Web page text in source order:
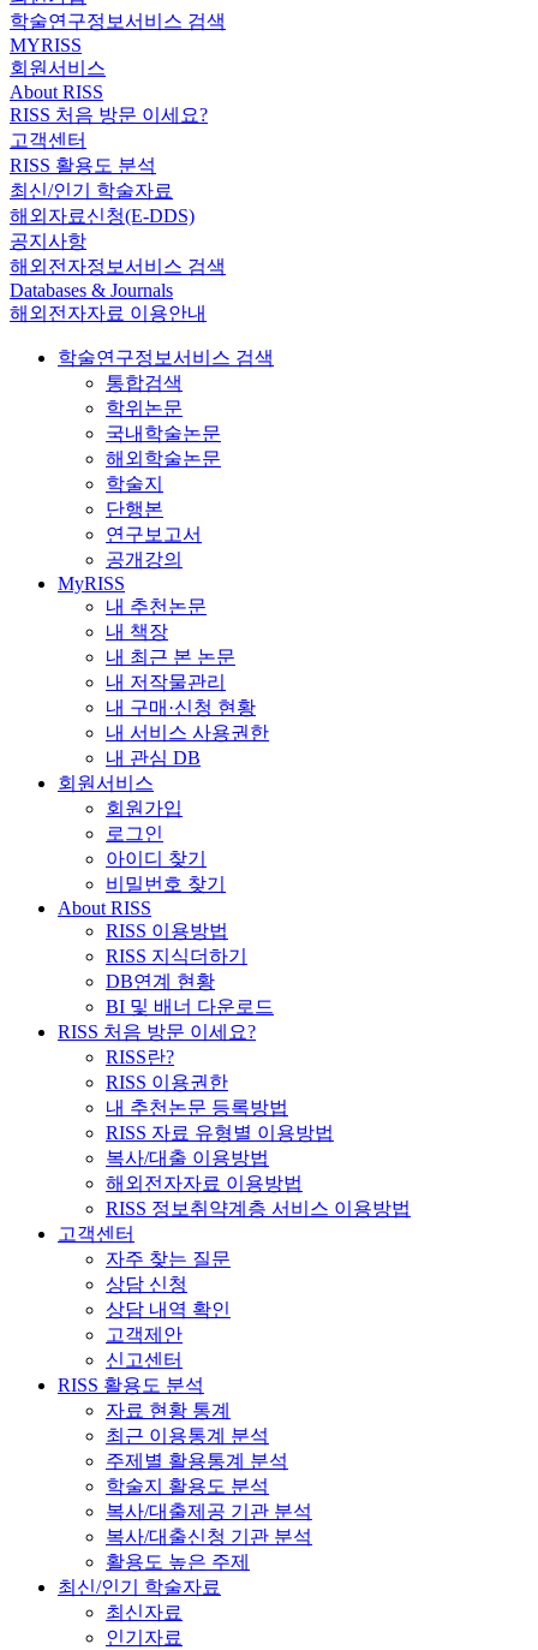
학술연구정보서비스 검색
MYRISS
회원서비스
About RISS
RISS 처음 방문 이세요?
고객센터
RISS 활용도 분석
최신/인기 학술자료
해외자료신청(E-DDS)
공지사항
해외전자정보서비스 검색
Databases & Journals
해외전자자료 이용안내
학술연구정보서비스 검색
통합검색
학위논문
국내학술논문
해외학술논문
학술지
단행본
연구보고서
공개강의
MyRISS
내 추천논문
내 책장
내 최근 본 논문
내 저작물관리
내 구매·신청 현황
내 서비스 사용권한
내 관심 DB
회원서비스
회원가입
로그인
아이디 찾기
비밀번호 찾기
About RISS
RISS 이용방법
RISS 지식더하기
DB연계 현황
BI 및 배너 다운로드
RISS 처음 방문 이세요?
RISS란?
RISS 이용권한
내 추천논문 등록방법
RISS 자료 유형별 이용방법
복사/대출 이용방법
해외전자자료 이용방법
RISS 정보취약계층 서비스 이용방법
고객센터
자주 찾는 질문
상담 신청
상담 내역 확인
고객제안
신고센터
RISS 활용도 분석
자료 현황 통계
최근 이용통계 분석
주제별 활용통계 분석
학술지 활용도 분석
복사/대출제공 기관 분석
복사/대출신청 기관 분석
활용도 높은 주제
최신/인기 학술자료
최신자료
인기자료